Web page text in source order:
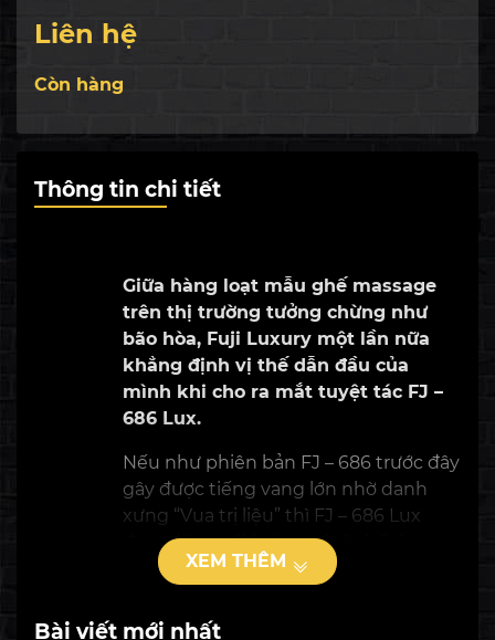
Trả góp lãi suất 0%
Bình xịt da
đặc biệt
24K của Bảo Tín Minh Châu trị giá 5tr
Liên hệ
Còn hàng
Thông tin chi tiết
Giữa hàng loạt mẫu ghế massage
trên thị trường tưởng chừng như
bão hòa, Fuji Luxury một lần nữa
khẳng định vị thế dẫn đầu của
mình khi cho ra mắt tuyệt tác FJ –
686 Lux.
Nếu như phiên bản FJ – 686 trước đây
gây được tiếng vang lớn nhờ danh
xưng “Vua trị liệu” thì FJ – 686 Lux
đem đến sự “khơi nguồn” chất lượng
cuộc sống đỉnh cao. Sản phẩm hứa
massage trong dịp cuối năm 2021 và
XEM THÊM
Bài viết mới nhất